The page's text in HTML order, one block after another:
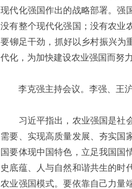
现代化强国作出的战略部署。强
没有整个现代化强国；没有农业
要铆足干劲，抓好以乡村振兴为
代化，为加快建设农业强国而努
李克强主持会议。李强、王沪
习近平指出，农业强国是社会
需要、实现高质量发展、夯实国
国要体现中国特色，立足我国国
史底蕴、人与自然和谐共生的时
农业强国模式。要依靠自己力量